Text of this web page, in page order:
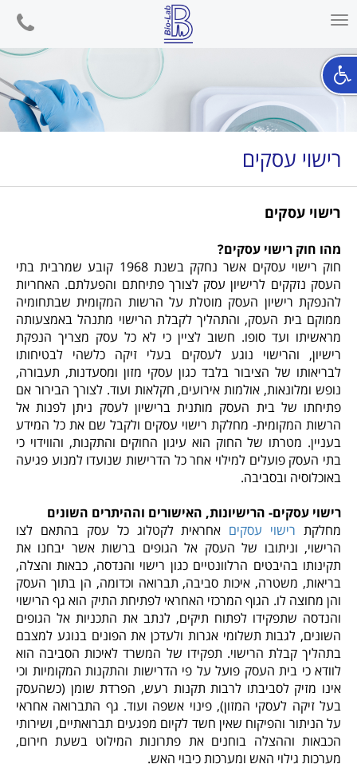
Toggle
phone
רישוי עסקים
רישוי עסקים
מהו חוק רישוי עסקים?
חוק רישוי עסקים אשר נחקק בשנת 1968 קובע שמרבית בתי
העסק נזקקים לרישיון עסק לצורך פתיחתם והפעלתם. האחריות
להנפקת רישיון העסק מוטלת על הרשות המקומית שבתחומיה
ממוקם בית העסק, והתהליך לקבלת הרישוי מתנהל באמצעותה
מראשיתו ועד סופו. חשוב לציין כי לא כל עסק מצריך הנפקת
רישיון, והרישוי נוגע לעסקים בעלי זיקה כלשהי לבטיחותו
לבריאותו של הציבור בלבד כגון עסקי מזון ומסעדנות, תעבורה,
נופש ומלונאות, אולמות אירועים, חקלאות ועוד. לצורך הבירור אם
פתיחתו של בית העסק מותנית ברישיון לעסק ניתן לפנות אל
הרשות המקומית- מחלקת רישוי עסקים ולקבל שם את כל המידע
בעניין. מטרתו של החוק הוא עיגון החוקים והתקנות, והווידוי כי
בתי העסק פועלים למילוי אחר כל הדרישות שנועדו למנוע פגיעה
באוכלוסיה ובסביבה.
רישוי עסקים- הרישיונות, האישורים וההיתרים השונים
מחלקת רישוי עסקים אחראית לקטלוג כל עסק בהתאם לצו
הרישוי, וניתובו של העסק אל הגופים ברשות אשר יבחנו את
תקינותו בהיבטים הרלוונטיים כגון רישוי והנדסה, כבאות והצלה,
בריאות, משטרה, איכות סביבה, תברואה וכדומה, הן בתוך העסק
והן מחוצה לו. הגוף המרכזי האחראי לפתיחת התיק הוא גף הרישוי
והנדסה שתפקידו לפתוח תיקים, לנתב את התכניות אל הגופים
השונים, לגבות תשלומי אגרות ולעדכן את הפונים בנוגע למצבם
בתהליך קבלת הרישוי. תפקידו של המשרד לאיכות הסביבה הוא
לוודא כי בית העסק פועל על פי הדרישות והתקנות המקומיות וכי
אינו מזיק לסביבתו לרבות תקנות רעש, הפרדת שומן (כשהעסק
בעל זיקה לעסקי המזון), פינוי אשפה ועוד. גף התברואה אחראי
על הניתור והפיקוח שאין חשד לקיום מפגעים תברואתיים, ושירותי
הכבאות וההצלה בוחנים את פתרונות המילוט בשעת חירום,
מערכות גילוי האש ומערכות כיבוי האש.